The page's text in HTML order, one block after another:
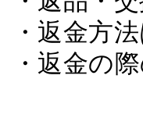
・返金方
・返金の